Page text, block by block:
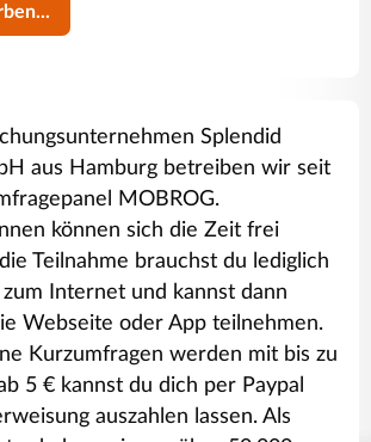
Splendid
aus Hamburg betreiben wir seit
MOBROG.
können sich die Zeit frei
Teilnahme brauchst du lediglich
Internet und kannst dann
Webseite oder App teilnehmen.
Kurzumfragen werden mit bis zu
5 € kannst du dich per Paypal
auszahlen lassen. Als